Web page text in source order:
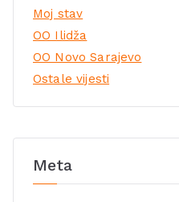
Moj stav
OO Ilidža
OO Novo Sarajevo
Ostale vijesti
Meta